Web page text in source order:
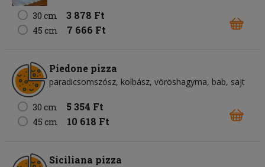
30 cm 3 878 Ft
45 cm 7 666 Ft
Piedone pizza
paradicsomszósz kolbász vöröshagyma bab sajt
30 cm 5 354 Ft
45 cm 10 618 Ft
Siciliana pizza